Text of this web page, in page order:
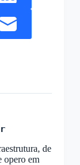
de
opero em